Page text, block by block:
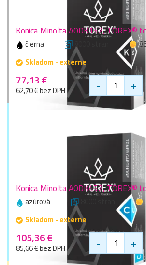
Konica Minolta A0DK152, TOREX®
čierna 8000 stran
Skladom - externe
77,13 €
62,70 € bez DPH - +
Konica Minolta A0DK452, TOREX®
azúrová
Skladom - externe
105,36 €
85,66 € bez DPH - +